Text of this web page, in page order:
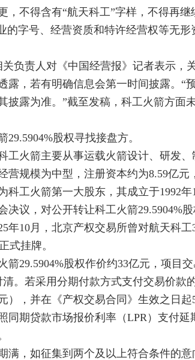
，不得含有“航天科工”字样，不得再
的字号、经营资质和特许经营权等无
关负责人对《中国经营报》记者表示，
露，若有明确信息会第一时间披露。“
披露为准。”截至发稿，科工火箭方面
股权寻找接盘方。
工火箭主要从事运载火箭设计、研发
营规模为中型，注册资本约为8.59亿元
科工火箭第一大股东，其成立于1992
决议，对公开转让科工火箭29.5904%股
年10月，北京产权交易所曾对航天科
式挂牌。
箭29.5904%股权作价约33亿元，项目
。若采用分期付款方式支付交易价款
），并在《产权交易合同》生效之日
同期贷款市场报价利率（LPR）支付
满，如征集到两个及以上符合条件的